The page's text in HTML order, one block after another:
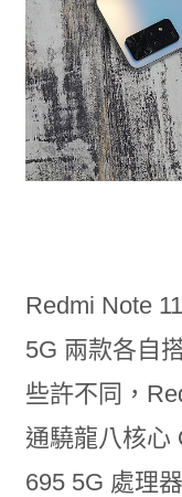
Redmi Note
5G 兩款各自
些許不同，
通驍龍八核心
695 5G 處理